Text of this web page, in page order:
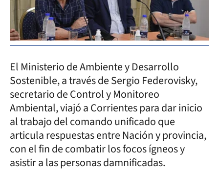
El Ministerio de Ambiente y Desarrollo
Sostenible, a través de Sergio Federovisky,
secretario de Control y Monitoreo
Ambiental, viajó a Corrientes para dar inicio
al trabajo del comando unificado que
articula respuestas entre Nación y provincia,
con el fin de combatir los focos ígneos y
asistir a las personas damnificadas.